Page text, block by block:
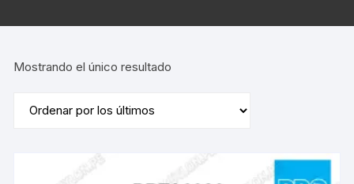
Mostrando el único resultado